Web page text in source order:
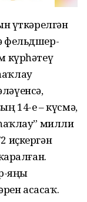
үткәрелгән
фельдшер-
күрһәтеү
14-е – күсмә,
милли
иҫкергән
яңы
асасаҡ.